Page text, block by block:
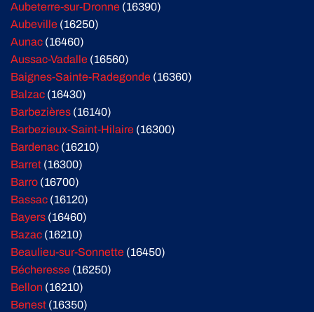
Aubeterre-sur-Dronne (16390)
Aubeville (16250)
Aunac (16460)
Aussac-Vadalle (16560)
Baignes-Sainte-Radegonde (16360)
Balzac (16430)
Barbezières (16140)
Barbezieux-Saint-Hilaire (16300)
Bardenac (16210)
Barret (16300)
Barro (16700)
Bassac (16120)
Bayers (16460)
Bazac (16210)
Beaulieu-sur-Sonnette (16450)
Bécheresse (16250)
Bellon (16210)
Benest (16350)